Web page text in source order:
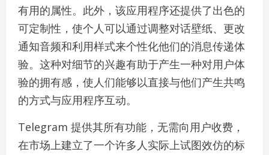
有用的属性。此外，该应用程序还提供了出色的
可定制性，使个人可以通过调整对话壁纸、更改
通知音频和利用样式来个性化他们的消息传递体
验。这种对细节的兴趣有助于产生一种对用户体
验的拥有感，使人们能够以直接与他们产生共鸣
的方式与应用程序互动。
Telegram 提供其所有功能，无需向用户收费，
在市场上建立了一个许多人实际上试图效仿的标